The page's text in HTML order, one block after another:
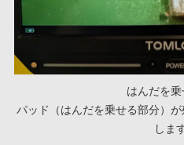
はんだを乗
パッド（はんだを乗せる部分）
しま